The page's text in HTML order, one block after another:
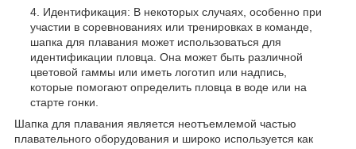
Идентификация: В некоторых случаях, особенно при
участии в соревнованиях или тренировках в команде,
шапка для плавания может использоваться для
идентификации пловца. Она может быть различной
цветовой гаммы или иметь логотип или надпись,
которые помогают определить пловца в воде или на
старте гонки.
Шапка для плавания является неотъемлемой частью
плавательного оборудования и широко используется как